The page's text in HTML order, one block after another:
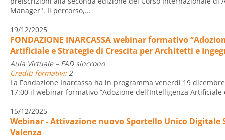
Manager". Il percorso,...
19/12/2025
FONDAZIONE INARCASSA webinar formativo
Artificiale e Strategie di Crescita per Architetti e
Aula Virtuale – FAD sincrono
Crediti formativi:2
La Fondazione Inarcassa ha in programma venerdì 19
17:00 il webinar formativo “Adozione dell’Intelligenza
15/12/2025
Webinar - Attivazione nuovo Sportello Unico Digitale
Valenza